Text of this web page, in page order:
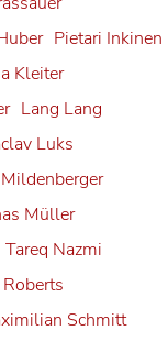
at the
in Siena
the
de
on
Pietari Inkinen
Kleiter
Lang Lang
Luks
Müller
Tareq Nazmi
Roberts
Schmitt